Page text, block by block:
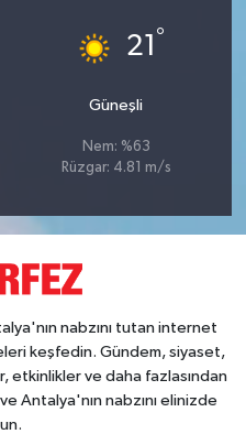
21 °
Güneşli
Nem: %63
Rüzgar: 4.81 m/s
nabzını tutan internet
keşfedin. Gündem, siyaset,
etkinlikler ve daha fazlasından
Antalya'nın nabzını elinizde